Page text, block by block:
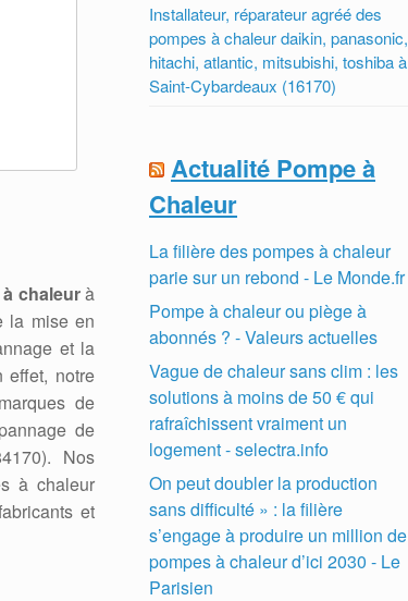
à chaleurà
la mise en
et la
effet, notre
de
de
Nos
à chaleur
et
Installateur, réparateur agréé des
pompes à chaleur daikin, panasonic,
hitachi, atlantic, mitsubishi, toshiba à
Saint-Cybardeaux (16170)
Actualité Pompe à
Chaleur
La filière des pompes à chaleur
parie sur un rebond - Le Monde.fr
Pompe à chaleur ou piège à
abonnés ? - Valeurs actuelles
Vague de chaleur sans clim : les
solutions à moins de 50 € qui
rafraîchissent vraiment un
logement - selectra.info
On peut doubler la production
sans difficulté » : la filière
s’engage à produire un million de
pompes à chaleur d’ici 2030 - Le
Parisien